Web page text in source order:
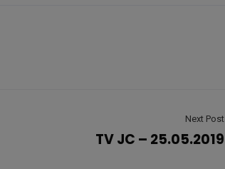
Next Post
TV JC – 25.05.2019